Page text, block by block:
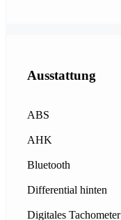
Ausstattung
ABS
AHK
Bluetooth
Differential hinten
Digitales Tachometer